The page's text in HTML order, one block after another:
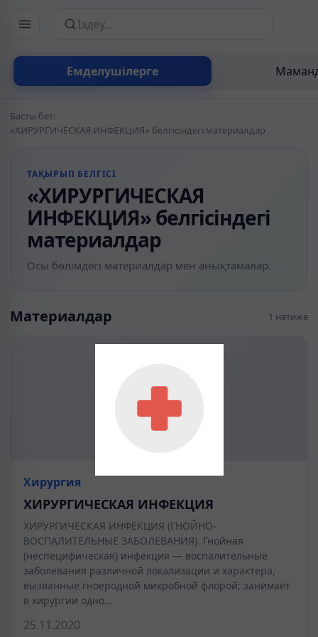
Емделушілерге
Сайттан іздеу
Басты бет/
«ХИРУРГИЧЕСКАЯ ИНФЕКЦИЯ» белгісіндегі материалдар
ТАҚЫРЫП БЕЛГІСІ
«ХИРУРГИЧЕСКАЯ
ИНФЕКЦИЯ» белгісіндегі
материалдар
Осы бөлімдегі материалдар мен анықтамалар.
Материалдар 1 нәтиже
Хирургия
ХИРУРГИЧЕСКАЯ ИНФЕКЦИЯ
ХИРУРГИЧЕСКАЯ ИНФЕКЦИЯ (ГНОЙНО-
ВОСПАЛИТЕЛЬНЫЕ ЗАБОЛЕВАНИЯ) Гнойная
(неспецифическая) инфекция — воспалительные
заболевания различной локализации и характера,
вызванные гноеродной микробной флорой; занимает
в хирургии одно…
25.11.2020